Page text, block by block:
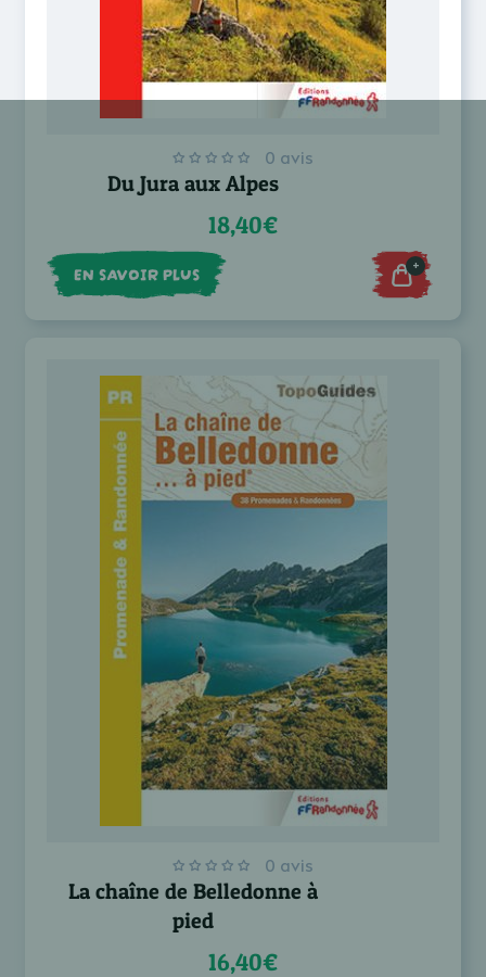
0 avis
Du Jura aux Alpes
18,40€
EN SAVOIR PLUS +
0 avis
La chaîne de Belledonne à
pied
16,40€